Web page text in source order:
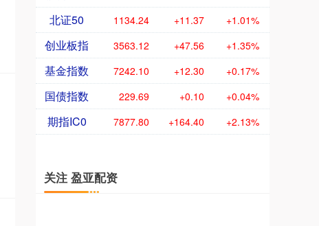
北证50 1134.24 +11.37 +1.01%
创业板指 3563.12 +47.56 +1.35%
基金指数 7242.10 +12.30 +0.17%
国债指数 229.69 +0.10 +0.04%
期指IC0 7877.80 +164.40 +2.13%
关注 盈亚配资